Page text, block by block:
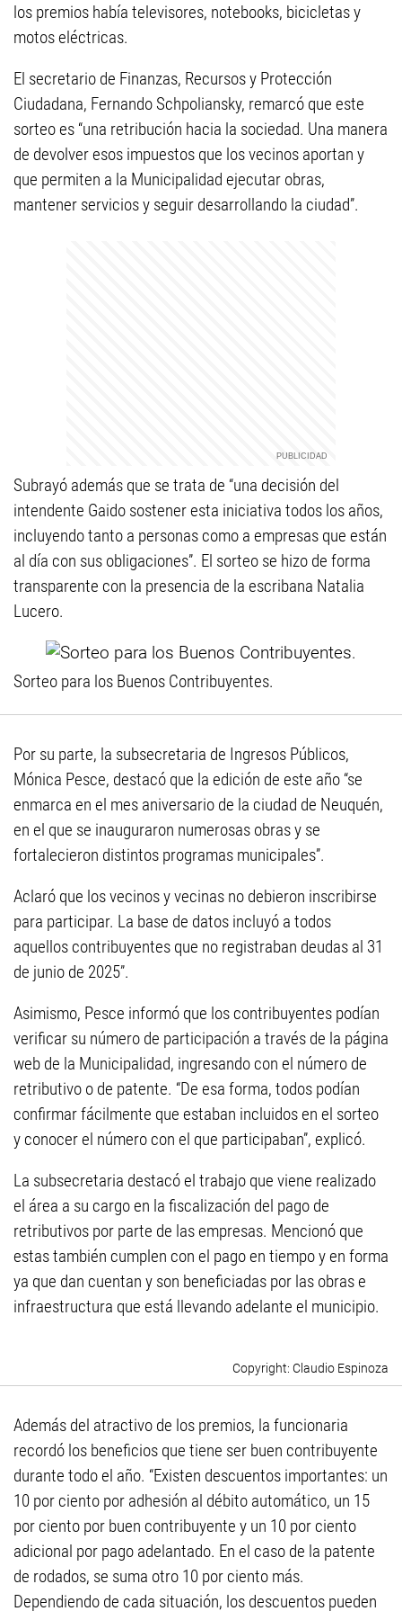
los premios había televisores, notebooks, bicicletas y
motos eléctricas.
El secretario de Finanzas, Recursos y Protección
Ciudadana, Fernando Schpoliansky, remarcó que este
sorteo es “una retribución hacia la sociedad. Una manera
de devolver esos impuestos que los vecinos aportan y
que permiten a la Municipalidad ejecutar obras,
mantener servicios y seguir desarrollando la ciudad”.
Subrayó además que se trata de “una decisión del
intendente Gaido sostener esta iniciativa todos los años,
incluyendo tanto a personas como a empresas que están
al día con sus obligaciones”. El sorteo se hizo de forma
transparente con la presencia de la escribana Natalia
Lucero.
Sorteo para los Buenos Contribuyentes.
Por su parte, la subsecretaria de Ingresos Públicos,
Mónica Pesce, destacó que la edición de este año “se
enmarca en el mes aniversario de la ciudad de Neuquén,
en el que se inauguraron numerosas obras y se
fortalecieron distintos programas municipales”.
Aclaró que los vecinos y vecinas no debieron inscribirse
para participar. La base de datos incluyó a todos
aquellos contribuyentes que no registraban deudas al 31
de junio de 2025”.
Asimismo, Pesce informó que los contribuyentes podían
verificar su número de participación a través de la página
web de la Municipalidad, ingresando con el número de
retributivo o de patente. “De esa forma, todos podían
confirmar fácilmente que estaban incluidos en el sorteo
y conocer el número con el que participaban”, explicó.
La subsecretaria destacó el trabajo que viene realizado
el área a su cargo en la fiscalización del pago de
retributivos por parte de las empresas. Mencionó que
estas también cumplen con el pago en tiempo y en forma
ya que dan cuentan y son beneficiadas por las obras e
infraestructura que está llevando adelante el municipio.
Claudio Espinoza
Además del atractivo de los premios, la funcionaria
recordó los beneficios que tiene ser buen contribuyente
durante todo el año. “Existen descuentos importantes: un
10 por ciento por adhesión al débito automático, un 15
por ciento por buen contribuyente y un 10 por ciento
adicional por pago adelantado. En el caso de la patente
de rodados, se suma otro 10 por ciento más.
Dependiendo de cada situación, los descuentos pueden